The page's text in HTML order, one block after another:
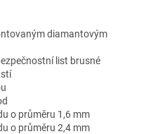
diamantovým
list brusné
o průměru 1,6 mm
o průměru 2,4 mm